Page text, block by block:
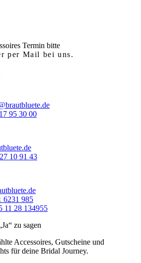
Termin bitte
per Mail bei uns.
95 30 00
10 91 43
6231 985
zu sagen
Accessoires, Gutscheine und
für deine Bridal Journey.